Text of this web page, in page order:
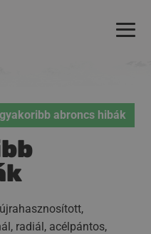
abroncs hibák
radiál, acélpántos,